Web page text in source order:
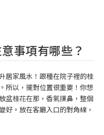
事項有哪些？
居家風水！跟種在院子裡的桂
所以，擺對位置很重要！你想
盆桂花在那，香氣撲鼻，整個
好。放在客廳入口的對角線，